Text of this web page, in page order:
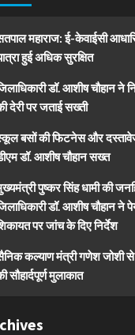
महाराज: ई-केवाईसी
हुई अधिक सुरक्षित
डॉ. आशीष चौहान ने
देरी पर जताई सख्ती
बसों की फिटनेस और
डॉ. आशीष चौहान सख्त
पुष्कर सिंह धामी की
डॉ. आशीष चौहान
पर जांच के दिए निर्देश
कल्याण मंत्री गणेश जोशी
सौहार्दपूर्ण मुलाकात